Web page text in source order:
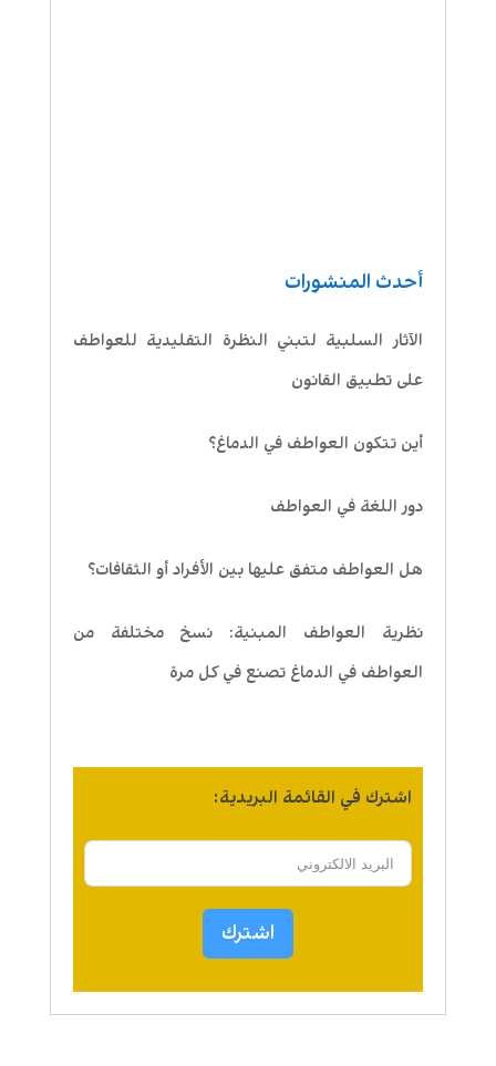
أحدث المنشورات
الآثار السلبية لتبني النظرة التقليدية للعواطف
على تطبيق القانون
أين تتكون العواطف في الدماغ؟
دور اللغة في العواطف
هل العواطف متفق عليها بين الأفراد أو الثقافات؟
نظرية العواطف المبنية: نسخ مختلفة من
العواطف في الدماغ تصنع في كل مرة
اشترك في القائمة البريدية:
اشترك